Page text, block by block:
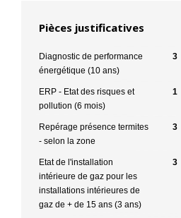
Pièces justificatives
Diagnostic de performance
énergétique (10 ans)
3
ERP - Etat des risques et
pollution (6 mois)
1
Repérage présence termites
- selon la zone
3
Etat de l'installation
intérieure de gaz pour les
installations intérieures de
gaz de + de 15 ans (3 ans)
3